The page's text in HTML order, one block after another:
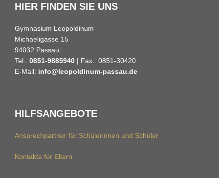
HIER FINDEN SIE UNS
Gymnasium Leopoldinum
Michaeligasse 15
94032 Passau
Tel.: 0851-9885940 | Fax.: 0851-30420
E-Mail: info@leopoldinum-passau.de
HILFSANGEBOTE
Ansprechpartner für Schülerinnen und Schüler
Kontakte für Eltern